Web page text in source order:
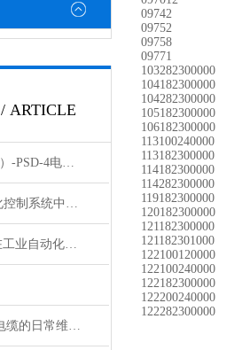
/ ARTICLE
WIKA（德国威卡）-PSD-4电子压力开关
Murr电缆在自动化控制系统中的应用
菲尼克斯继电器在工业自动化中的作用
如何进行Phoenix电缆的日常维护和保养？
09742
09752
09758
09771
103282300000
104182300000
104282300000
105182300000
106182300000
113100240000
113182300000
114182300000
114282300000
119182300000
120182300000
121182300000
121182301000
122100120000
122100240000
122182300000
122200240000
122282300000